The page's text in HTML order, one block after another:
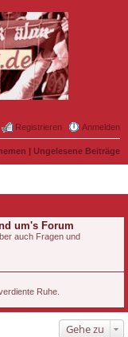
Anmelden
Registrieren
| Ungelesene Beiträge
um's Forum
auch Fragen und
Ruhe.
Gehe zu